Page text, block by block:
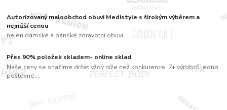
Autorizovaný maloobchod obuvi Medistyle s širokým výběrem a
nejnižší cenou
nejen dámské a pánské zdravotní obuvi
Přes 90% položek skladem- online sklad
Naše ceny se snažíme držet vždy níže než konkurence. 7+ výrobců jedno
poštovné....